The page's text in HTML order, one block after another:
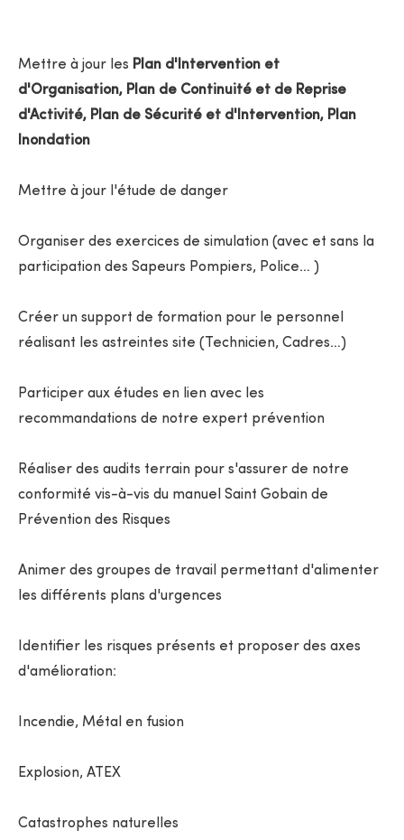
Mettre à jour les Plan d'Intervention et
d'Organisation, Plan de Continuité et de Reprise
d'Activité, Plan de Sécurité et d'Intervention, Plan
Inondation
Mettre à jour l'étude de danger
Organiser des exercices de simulation (avec et sans la
participation des Sapeurs Pompiers, Police… )
Créer un support de formation pour le personnel
réalisant les astreintes site (Technicien, Cadres…)
Participer aux études en lien avec les
recommandations de notre expert prévention
Réaliser des audits terrain pour s'assurer de notre
conformité vis-à-vis du manuel Saint Gobain de
Prévention des Risques
Animer des groupes de travail permettant d'alimenter
les différents plans d'urgences
Identifier les risques présents et proposer des axes
d'amélioration:
Incendie, Métal en fusion
Explosion, ATEX
Catastrophes naturelles